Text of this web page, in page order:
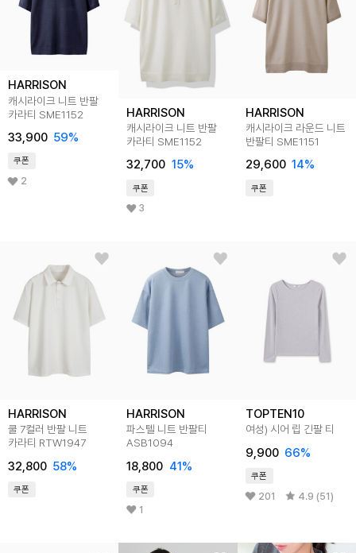
HARRISON
캐시라이크 니트 반팔
카라티 SME1152
33,900 59%
쿠폰
2
HARRISON
캐시라이크 니트 반팔
카라티 SME1152
32,700 15%
쿠폰
3
HARRISON
캐시라이크 라운드 니트
반팔티 SME1151
29,600 14%
쿠폰
HARRISON
쿨 7컬러 반팔 니트
카라티 RTW1947
32,800 58%
쿠폰
HARRISON
파스텔 니트 반팔티
ASB1094
18,800 41%
쿠폰
1
TOPTEN10
여성) 시어 립 긴팔 티
9,900 66%
쿠폰
201 4.9 (51)